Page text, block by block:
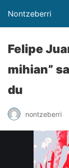
Nontzeberri
Felipe
mihian”
du
nontzeberri